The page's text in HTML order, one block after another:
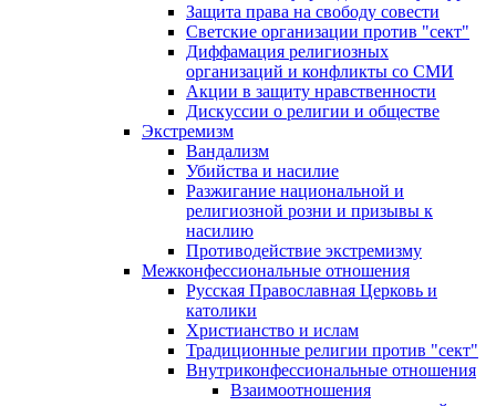
Защита права на свободу совести
Светские организации против "сект"
Диффамация религиозных
организаций и конфликты со СМИ
Акции в защиту нравственности
Дискуссии о религии и обществе
Экстремизм
Вандализм
Убийства и насилие
Разжигание национальной и
религиозной розни и призывы к
насилию
Противодействие экстремизму
Межконфессиональные отношения
Русская Православная Церковь и
католики
Христианство и ислам
Традиционные религии против "сект"
Внутриконфессиональные отношения
Взаимоотношения